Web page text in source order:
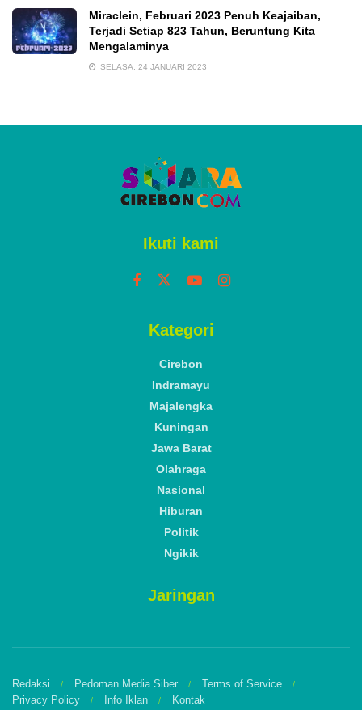
Miraclein, Februari 2023 Penuh Keajaiban,
Terjadi Setiap 823 Tahun, Beruntung Kita
Mengalaminya
SELASA, 24 JANUARI 2023
Ikuti kami
Kategori
Cirebon
Indramayu
Majalengka
Kuningan
Jawa Barat
Olahraga
Nasional
Hiburan
Politik
Ngikik
Jaringan
Redaksi Pedoman Media Siber
Terms of Service
Privacy Policy
Info Iklan Kontak